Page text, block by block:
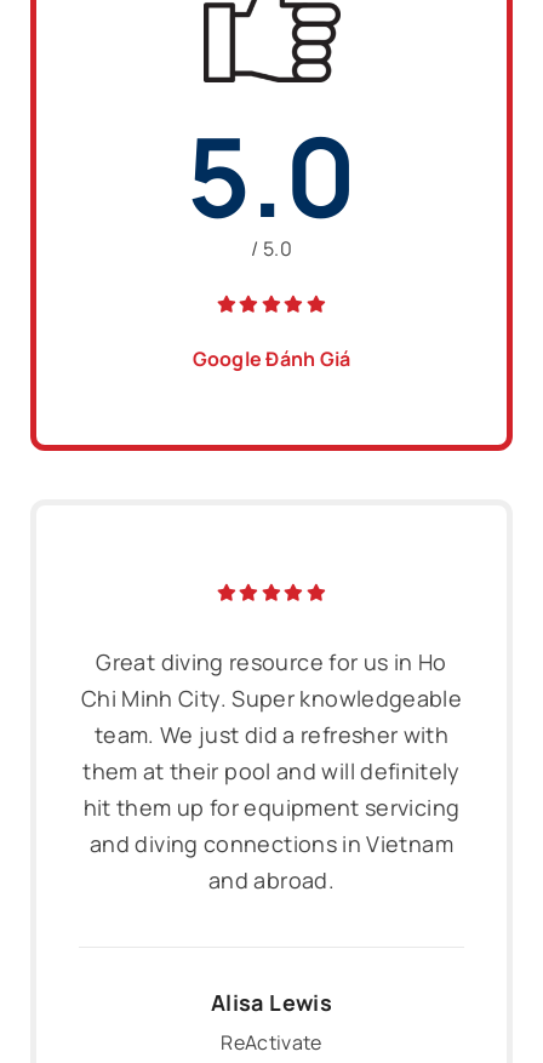
5.0
/ 5.0
Google Đánh Giá
Great diving resource for us in Ho
Chi Minh City. Super knowledgeable
team. We just did a refresher with
them at their pool and will definitely
hit them up for equipment servicing
and diving connections in Vietnam
and abroad.
Alisa Lewis
ReActivate